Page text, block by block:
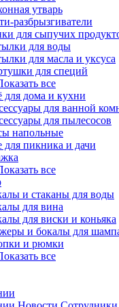
утварь
разбрызгиватели
для сыпучих
для воды
для масла и уксуса
для специй
все
для дома и кухни
для ванной
для пылесосов
напольные
для пикника и дачи
все
и стаканы для воды
для вина
для виски и коньяка
и бокалы для
и рюмки
все